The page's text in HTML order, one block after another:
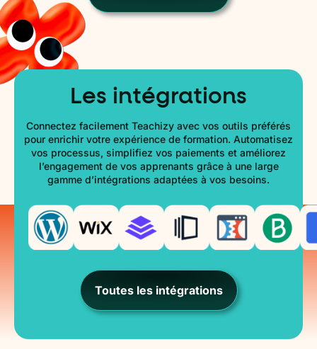
Les intégrations
Connectez facilement Teachizy avec vos outils préférés
pour enrichir votre expérience de formation. Automatisez
vos processus, simplifiez vos paiements et améliorez
l’engagement de vos apprenants grâce à une large
gamme d’intégrations adaptées à vos besoins.
Toutes les intégrations